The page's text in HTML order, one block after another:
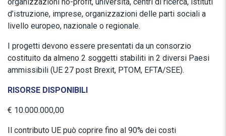
d’istruzione, imprese, organizzazioni delle parti sociali a
livello europeo, nazionale o regionale.
I progetti devono essere presentati da un consorzio
costituito da almeno 2 soggetti stabiliti in 2 diversi Paesi
ammissibili (UE 27 post Brexit, PTOM, EFTA/SEE).
RISORSE DISPONIBILI
€ 10.000.000,00
Il contributo UE può coprire fino al 90% dei costi